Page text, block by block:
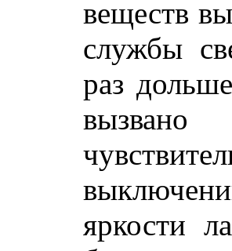
веществ
службы
раз
яркости